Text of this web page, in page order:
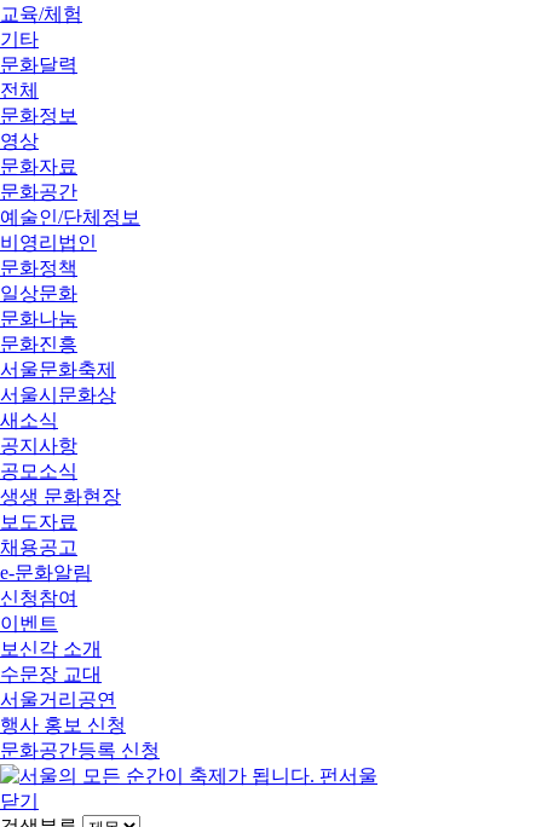
교육/체험
기타
문화달력
전체
문화정보
영상
문화자료
문화공간
예술인/단체정보
비영리법인
문화정책
일상문화
문화나눔
문화진흥
서울문화축제
서울시문화상
새소식
공지사항
공모소식
생생 문화현장
보도자료
채용공고
e-문화알림
신청참여
이벤트
보신각 소개
수문장 교대
서울거리공연
행사 홍보 신청
문화공간등록 신청
닫기